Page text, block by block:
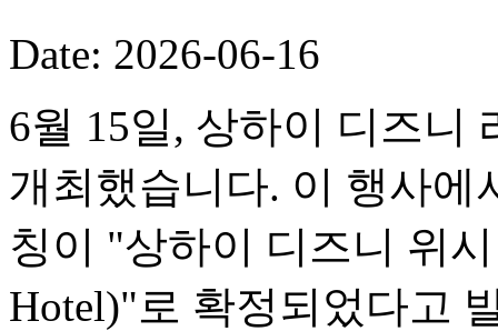
Date: 2026-06-16
6월 15일, 상하이 디즈니
개최했습니다. 이 행사에
칭이 "상하이 디즈니 위시
Hotel)"로 확정되었다고